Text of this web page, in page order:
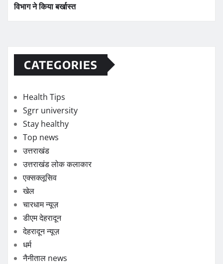
विभाग ने किया बर्खास्त
CATEGORIES
Health Tips
Sgrr university
Stay healthy
Top news
उत्तराखंड
उत्तराखंड लोक कलाकार
एक्सक्लूसिव
खेल
चारधाम न्यूज़
डीएम देहरादून
देहरादून न्यूज़
धर्म
नैनीताल news